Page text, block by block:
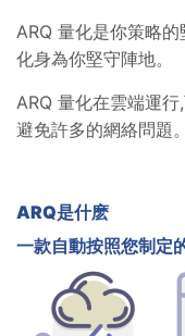
ARQ 量化是你策略
化身為你堅守陣地。
ARQ 量化在雲端運
避免許多的網絡問題。
ARQ是什麽
一款自動按照您制定